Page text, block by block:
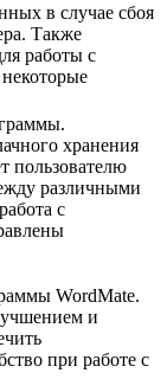
в случае сбоя
Также
работы с
хранения
пользователю
различными
с
WordMate.
и
при работе с